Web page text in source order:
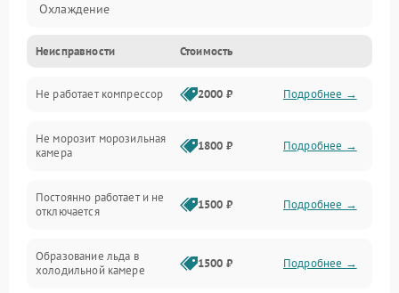
Охлаждение
Механика
Электропитание
Дренаж
Неисправности Стоимость
Не работает компрессор 2000 ₽ Подробнее →
Не морозит морозильная
камера
1800 ₽ Подробнее →
Постоянно работает и не
отключается
1500 ₽ Подробнее →
Образование льда в
холодильной камере
1500 ₽ Подробнее →